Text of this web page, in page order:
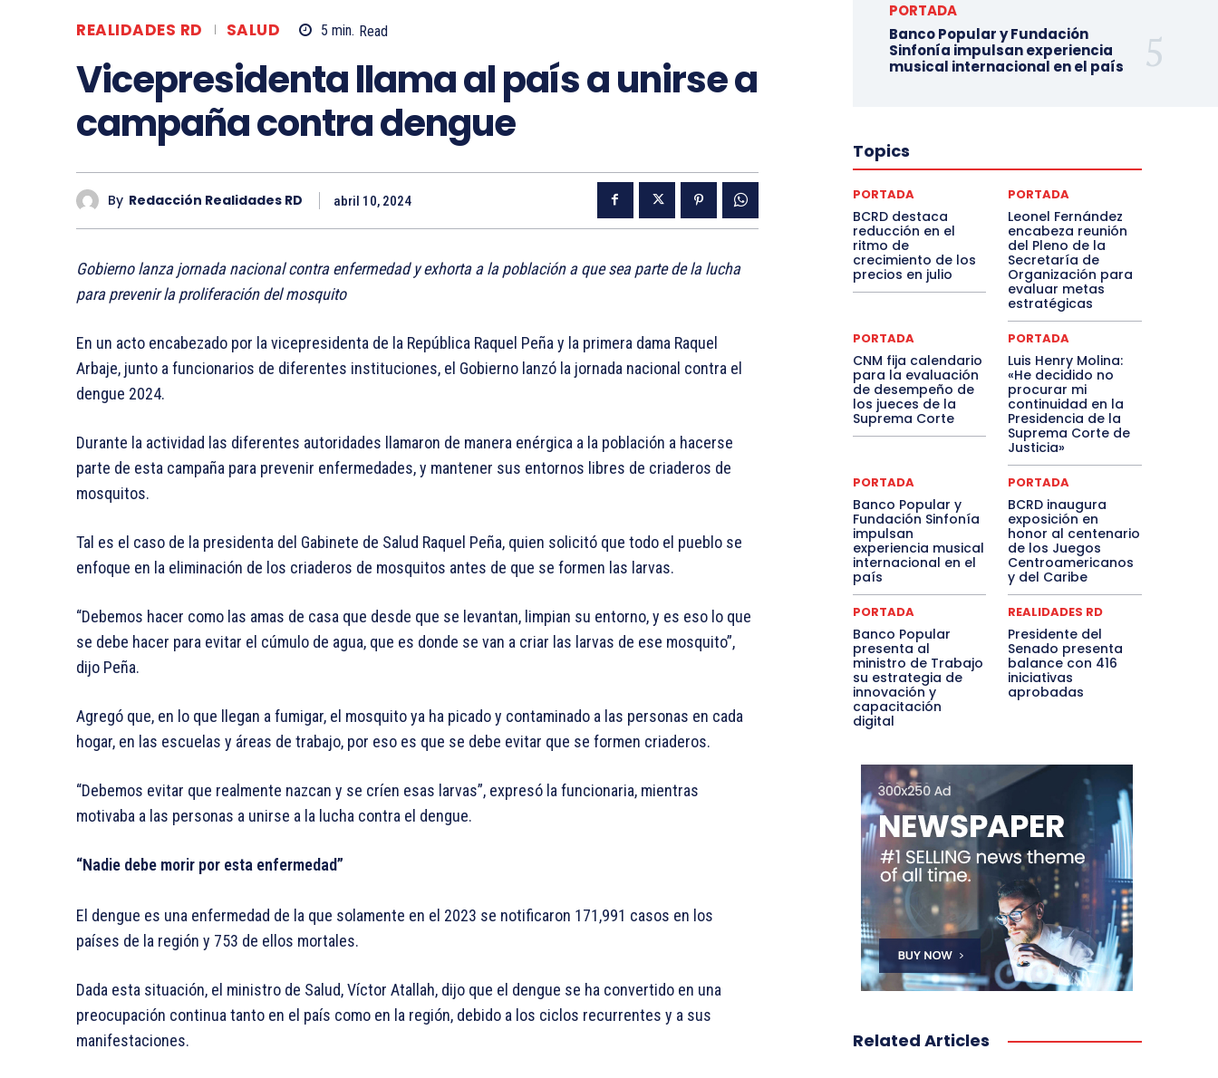
REALIDADES RD SALUD 5 min. Read
Vicepresidenta llama al país a unirse a
campaña contra dengue
By Redacción Realidades RD abril 10, 2024
Gobierno lanza jornada nacional contra enfermedad y exhorta a la población a que sea parte de la lucha
para prevenir la proliferación del mosquito
En un acto encabezado por la vicepresidenta de la República Raquel Peña y la primera dama Raquel
Arbaje, junto a funcionarios de diferentes instituciones, el Gobierno lanzó la jornada nacional contra el
dengue 2024.
Durante la actividad las diferentes autoridades llamaron de manera enérgica a la población a hacerse
parte de esta campaña para prevenir enfermedades, y mantener sus entornos libres de criaderos de
mosquitos.
Tal es el caso de la presidenta del Gabinete de Salud Raquel Peña, quien solicitó que todo el pueblo se
enfoque en la eliminación de los criaderos de mosquitos antes de que se formen las larvas.
“Debemos hacer como las amas de casa que desde que se levantan, limpian su entorno, y es eso lo que
se debe hacer para evitar el cúmulo de agua, que es donde se van a criar las larvas de ese mosquito”,
dijo Peña.
Agregó que, en lo que llegan a fumigar, el mosquito ya ha picado y contaminado a las personas en cada
hogar, en las escuelas y áreas de trabajo, por eso es que se debe evitar que se formen criaderos.
“Debemos evitar que realmente nazcan y se críen esas larvas”, expresó la funcionaria, mientras
motivaba a las personas a unirse a la lucha contra el dengue.
“Nadie debe morir por esta enfermedad”
El dengue es una enfermedad de la que solamente en el 2023 se notificaron 171,991 casos en los
países de la región y 753 de ellos mortales.
Dada esta situación, el ministro de Salud, Víctor Atallah, dijo que el dengue se ha convertido en una
preocupación continua tanto en el país como en la región, debido a los ciclos recurrentes y a sus
manifestaciones.
PORTADA
Banco Popular y Fundación
Sinfonía impulsan experiencia
musical internacional en el país
Topics
PORTADA
BCRD destaca
reducción en el
ritmo de
crecimiento de los
precios en julio
PORTADA
Leonel Fernández
encabeza reunión
del Pleno de la
Secretaría de
Organización para
evaluar metas
estratégicas
PORTADA
CNM fija calendario
para la evaluación
de desempeño de
los jueces de la
Suprema Corte
PORTADA
Luis Henry Molina:
«He decidido no
procurar mi
continuidad en la
Presidencia de la
Suprema Corte de
Justicia»
PORTADA
Banco Popular y
Fundación Sinfonía
impulsan
experiencia musical
internacional en el
país
PORTADA
BCRD inaugura
exposición en
honor al centenario
de los Juegos
Centroamericanos
y del Caribe
PORTADA
Banco Popular
presenta al
ministro de Trabajo
su estrategia de
innovación y
capacitación
digital
REALIDADES RD
Presidente del
Senado presenta
balance con 416
iniciativas
aprobadas
Related Articles